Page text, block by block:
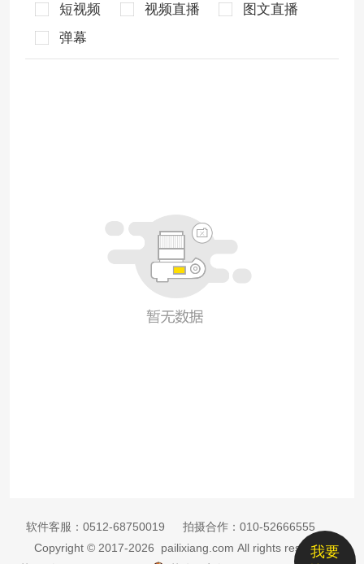
短视频 视频直播
图文直播
弹幕
我要
软件客服： 0512-68750019 拍摄合作： 010-52666555
Copyright © 2017-2026 pailixiang.com All rights reserved